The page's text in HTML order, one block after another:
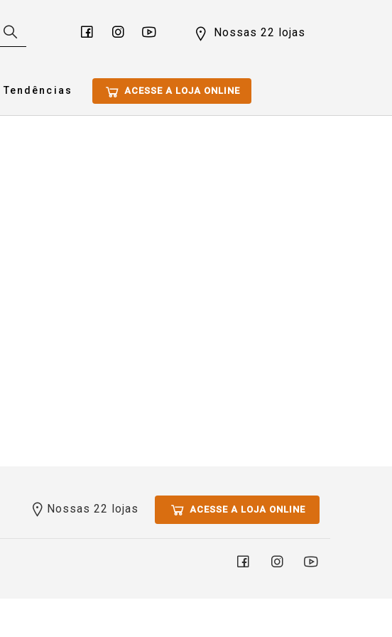
Nossas 22 lojas
Tendências ACESSE A LOJA ONLINE
Nossas 22 lojas ACESSE A LOJA ONLINE